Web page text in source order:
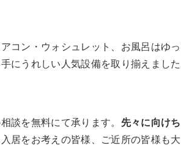
コン・ウォシュレット、お風呂はゆ
にうれしい人気設備を取り揃えました
談を無料にて承ります。 先々に向け
居をお考えの皆様、ご近所の皆様も大